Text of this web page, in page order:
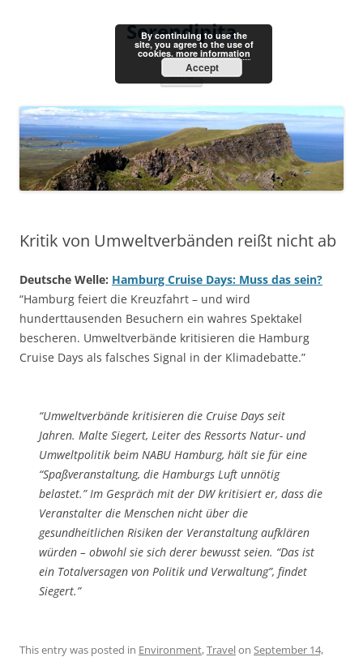
Serendipita
Menu
Kritik von Umweltverbänden reißt nicht ab
Deutsche Welle: Hamburg Cruise Days: Muss das sein?
“Hamburg feiert die Kreuzfahrt – und wird
hunderttausenden Besuchern ein wahres Spektakel
bescheren. Umweltverbände kritisieren die Hamburg
Cruise Days als falsches Signal in der Klimadebatte.”
“Umweltverbände kritisieren die Cruise Days seit
Jahren. Malte Siegert, Leiter des Ressorts Natur- und
Umweltpolitik beim NABU Hamburg, hält sie für eine
“Spaßveranstaltung, die Hamburgs Luft unnötig
belastet.” Im Gespräch mit der DW kritisiert er, dass die
Veranstalter die Menschen nicht über die
gesundheitlichen Risiken der Veranstaltung aufklären
würden – obwohl sie sich derer bewusst seien. “Das ist
ein Totalversagen von Politik und Verwaltung”, findet
Siegert.”
This entry was posted in Environment,Travelon September 14,
By continuing to use the
site, you agree to the use of
cookies. more information
Accept